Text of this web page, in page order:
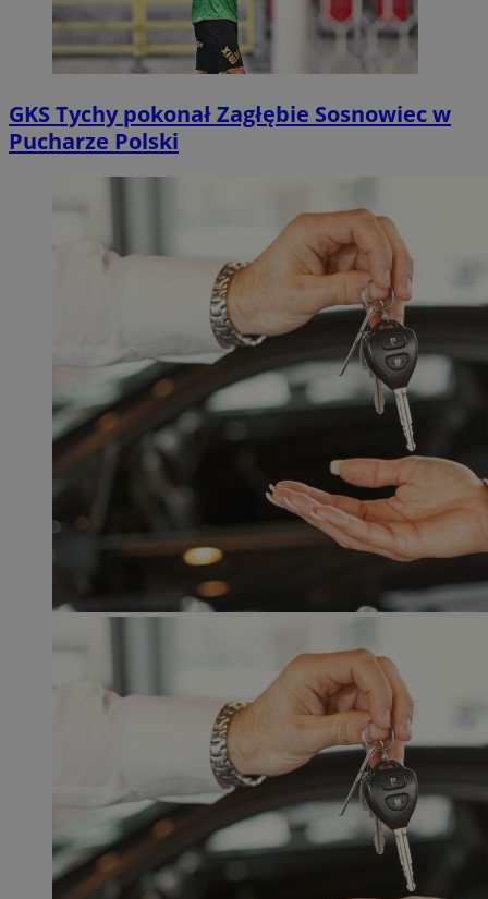
GKS Tychy pokonał Zagłębie Sosnowiec w
Pucharze Polski